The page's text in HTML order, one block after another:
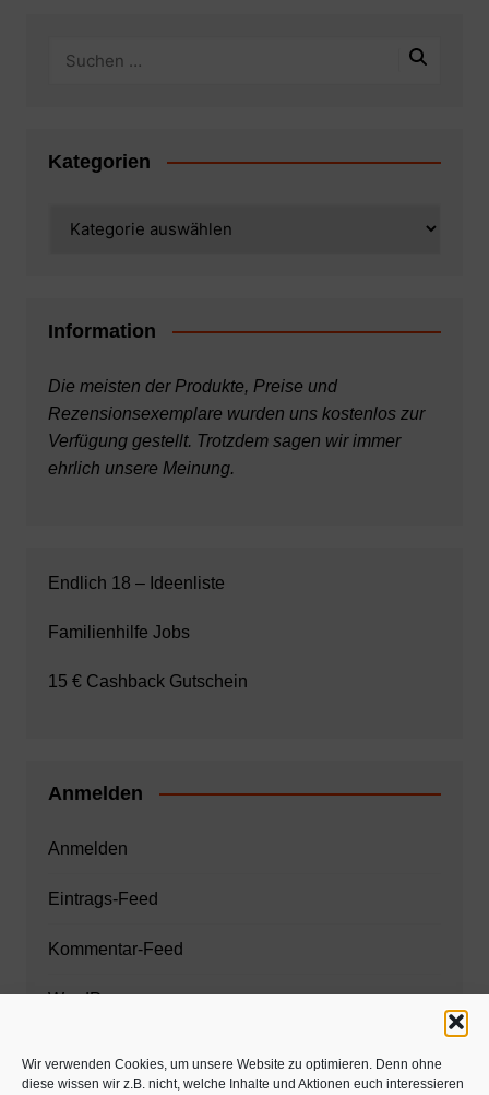
Wir verwenden Cookies, um unsere Website zu optimieren. Denn ohne
diese wissen wir z.B. nicht, welche Inhalte und Aktionen euch interessieren
Kategorien
Information
Die meisten der Produkte, Preise und
Rezensionsexemplare wurden uns kostenlos zur
Verfügung gestellt. Trotzdem sagen wir immer
ehrlich unsere Meinung.
Endlich 18 – Ideenliste
Familienhilfe Jobs
15 € Cashback Gutschein
Anmelden
Anmelden
Eintrags-Feed
Kommentar-Feed
WordPress.org